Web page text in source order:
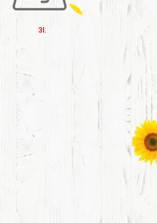
3l.